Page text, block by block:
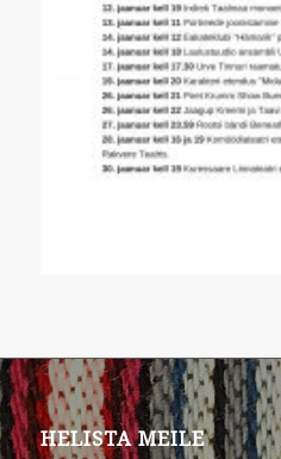
HELISTA MEILE